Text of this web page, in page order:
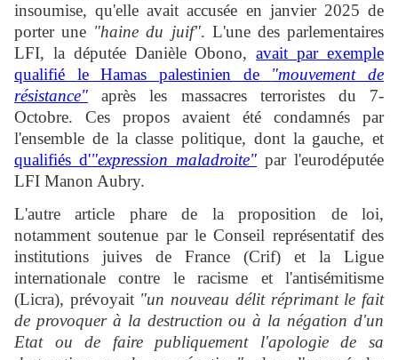
insoumise, qu'elle avait accusée en janvier 2025 de
porter une "haine du juif". L'une des parlementaires
LFI, la députée Danièle Obono,avait par exemple
qualifié le Hamas palestinien de "mouvement de
résistance" après les massacres terroristes du 7-
Octobre. Ces propos avaient été condamnés par
l'ensemble de la classe politique, dont la gauche, et
qualifiés d'"expression maladroite" par l'eurodéputée
LFI Manon Aubry.
L'autre article phare de la proposition de loi,
notamment soutenue par le Conseil représentatif des
institutions juives de France (Crif) et la Ligue
internationale contre le racisme et l'antisémitisme
(Licra), prévoyait"un nouveau délit réprimant le fait
de provoquer à la destruction ou à la négation d'un
Etat ou de faire publiquement l'apologie de sa